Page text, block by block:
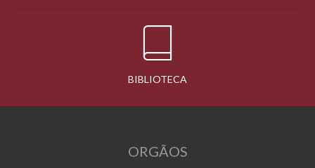
BIBLIOTECA
ORGÃOS